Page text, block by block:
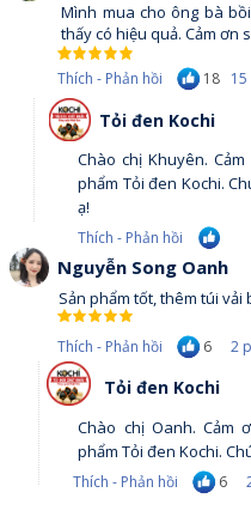
Mình mua cho ông bà
thấy có hiệu quả. Cảm ơn
18
Thích - Phản hồi
Chào chị Khuyên.
phẩm Tỏi đen Kochi.
ạ!
Tỏi đen Kochi
Thích - Phản hồi
Sản phẩm tốt, thêm túi vải
Nguyễn Song Oanh
6
Thích - Phản hồi 2
Chào chị Oanh. Cảm
phẩm Tỏi đen Kochi.
Tỏi đen Kochi
6
Thích - Phản hồi